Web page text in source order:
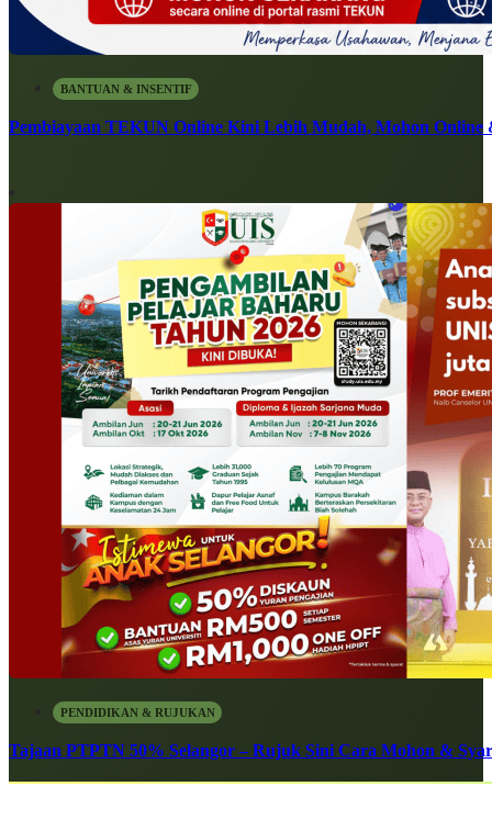
BANTUAN & INSENTIF
Pembiayaan TEKUN Online Kini Lebih Mudah, Mohon Online
PENDIDIKAN & RUJUKAN
Tajaan PTPTN 50% Selangor – Rujuk Sini Cara Mohon &